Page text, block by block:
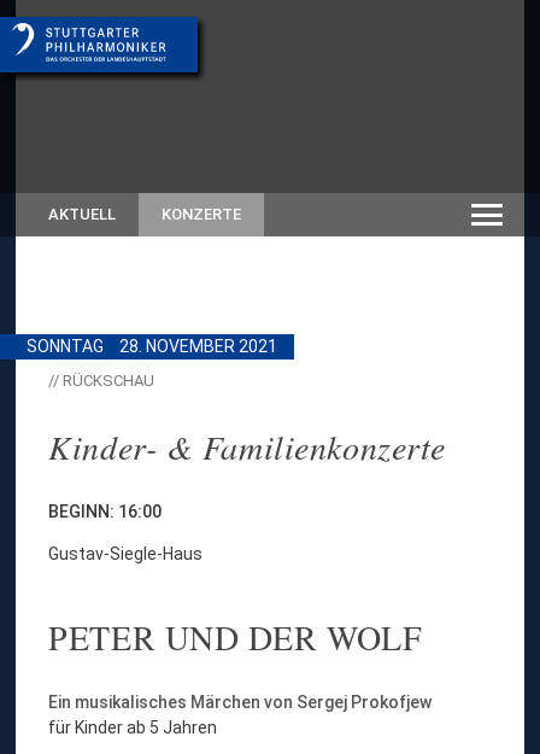
AKTUELL KONZERTE
SONNTAG 28. NOVEMBER 2021
// RÜCKSCHAU
Kinder- & Familienkonzerte
BEGINN: 16:00
Gustav-Siegle-Haus
PETER UND DER WOLF
Ein musikalisches Märchen von Sergej Prokofjew
für Kinder ab 5 Jahren